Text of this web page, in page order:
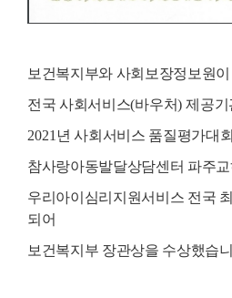
보건복지부와 사회보장정보원이
전국 사회서비스(바우처)제공기
2021 년 사회서비스 품질평가대
참사랑아동발달상담센터 파주
우리아이심리지원서비스 전국
되어
보건복지부 장관상을 수상했습